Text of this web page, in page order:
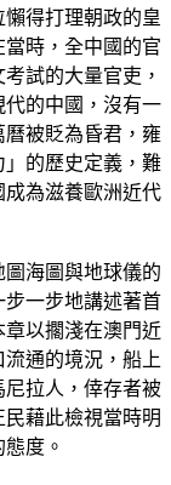
得打理朝政的皇
時，全中國的官
試的大量官吏，
的中國，沒有一
被貶為昏君，雍
的歷史定義，難
為滋養歐洲近代
海圖與地球儀的
一步地講述著首
以擱淺在澳門近
通的境況，船上
拉人，倖存者被
藉此檢視當時明
度。